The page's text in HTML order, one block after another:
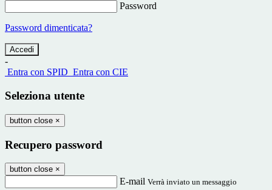
Password
Password dimenticata?
-
Entra con SPID Entra con CIE
Seleziona utente
button close ×
Recupero password
button close ×
E-mail Verrà inviato un messaggio